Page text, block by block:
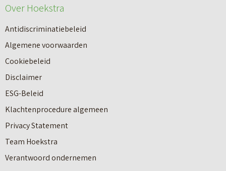
Over Hoekstra
Antidiscriminatiebeleid
Algemene voorwaarden
Cookiebeleid
Disclaimer
ESG-Beleid
Klachtenprocedure algemeen
Privacy Statement
Team Hoekstra
Verantwoord ondernemen